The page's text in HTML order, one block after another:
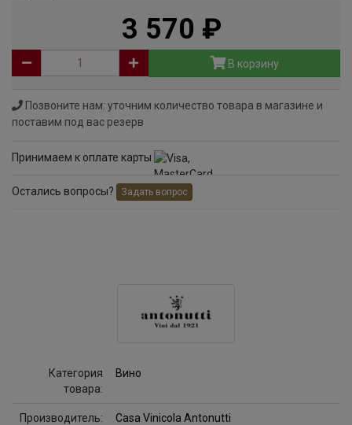
3 570
В корзину
Позвоните нам: уточним количество товара в магазине и
поставим под вас резерв
Принимаем к оплате карты
Остались вопросы? Задать вопрос
Категория
товара:
Вино
Производитель: Casa Vinicola Antonutti